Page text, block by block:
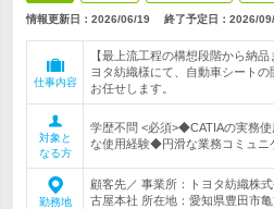
情報更新日：2026/06/19 終了予定日： 2026/
仕事内容
【最上流工程の構想段階から納
ヨタ紡織様にて、自動車シート
お任せします。
対象と
なる方
学歴不問 <必須>◆CATIAの実務
な使用経験◆円滑な業務コミュニ
勤務地
顧客先／ 事業所：トヨタ紡織株
古屋本社 所在地：愛知県豊田市